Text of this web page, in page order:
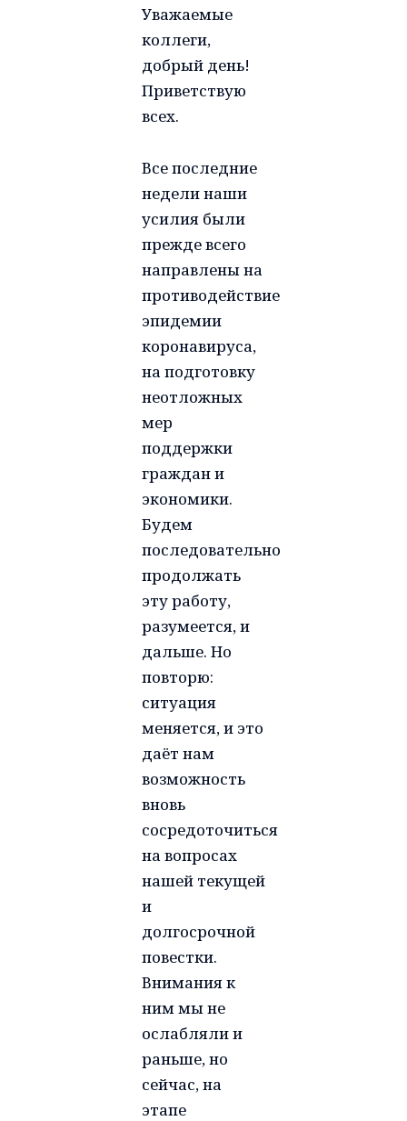
Уважаемые
коллеги,
добрый день!
Приветствую
всех.
Все последние
недели наши
усилия были
прежде всего
направлены на
противодействие
эпидемии
коронавируса,
на подготовку
неотложных
мер
поддержки
граждан и
экономики.
Будем
последовательно
продолжать
эту работу,
разумеется, и
дальше. Но
повторю:
ситуация
меняется, и это
даёт нам
возможность
вновь
сосредоточиться
на вопросах
нашей текущей
и
долгосрочной
повестки.
Внимания к
ним мы не
ослабляли и
раньше, но
сейчас, на
этапе